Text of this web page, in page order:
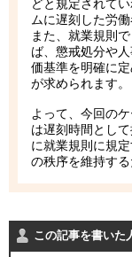
どと規定されて
ムに遅刻した労
また、就業規則
ば、懲戒処分や
価基準を明確に
が求められます。
よって、今回の
は遅刻時間とし
に就業規則に規
の秩序を維持する
この記事を書いた